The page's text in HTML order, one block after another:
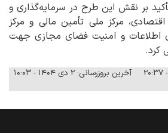
بر نقش این طرح در سرمایه‌گذاری و
مرکز ملی تأمین مالی و مرکز
اطلاعات و امنیت فضای مجازی جهت
کرد.
آخرین بروزرسانی: ۲ دی ۱۴۰۴ - ۱۰:۰۳